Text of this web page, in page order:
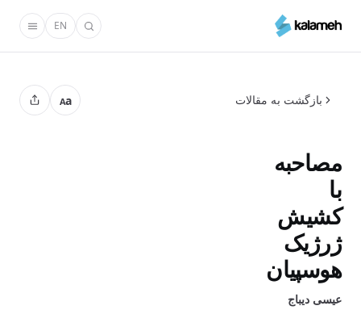
محتوای
EN
بازگشت به مقالات Aa
مصاحبه
با
کشیش
ژرژیک
هوسپیان
عیسی دیباج